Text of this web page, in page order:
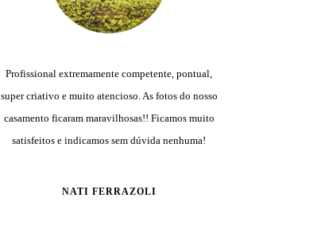
Profissional extremamente competente, pontual,
super criativo e muito atencioso. As fotos do nosso
casamento ficaram maravilhosas!! Ficamos muito
satisfeitos e indicamos sem dúvida nenhuma!
NATI FERRAZOLI